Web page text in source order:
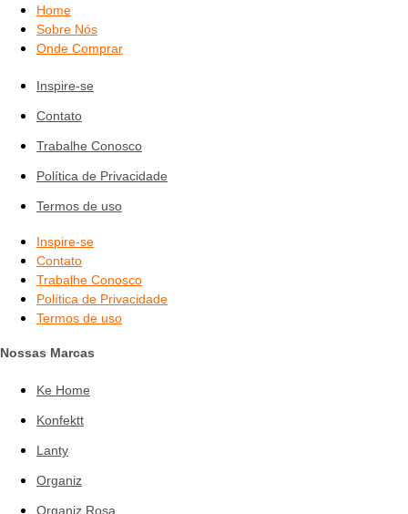
Home
Sobre Nós
Onde Comprar
Inspire-se
Contato
Trabalhe Conosco
Política de Privacidade
Termos de uso
Inspire-se
Contato
Trabalhe Conosco
Política de Privacidade
Termos de uso
Nossas Marcas
Ke Home
Konfektt
Lanty
Organiz
Organiz Rosa